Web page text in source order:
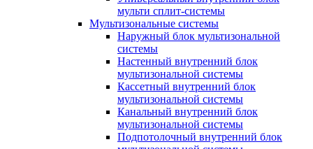
мульти сплит-системы
Мультизональные системы
Наружный блок мультизональной
системы
Настенный внутренний блок
мультизональной системы
Кассетный внутренний блок
мультизональной системы
Канальный внутренний блок
мультизональной системы
Подпотолочный внутренний блок